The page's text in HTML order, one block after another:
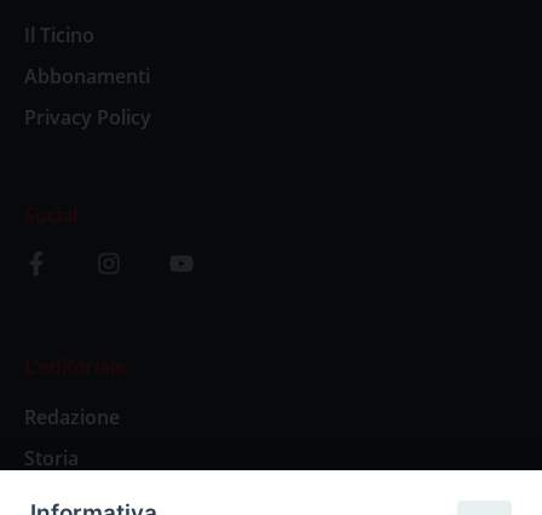
Il Ticino
Abbonamenti
Privacy Policy
Social
L’editoriale
Redazione
Storia